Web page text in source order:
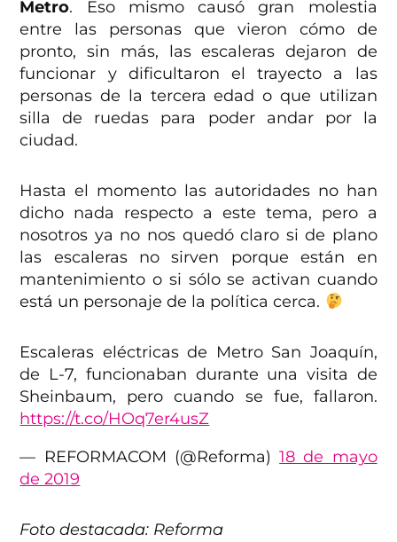
Metro. Eso mismo causó gran molestia
entre las personas que vieron cómo de
pronto, sin más, las escaleras dejaron de
funcionar y dificultaron el trayecto a las
personas de la tercera edad o que utilizan
silla de ruedas para poder andar por la
ciudad.
Hasta el momento las autoridades no han
dicho nada respecto a este tema, pero a
nosotros ya no nos quedó claro si de plano
las escaleras no sirven porque están en
mantenimiento o si sólo se activan cuando
está un personaje de la política cerca.
Escaleras eléctricas de Metro San Joaquín,
de L-7, funcionaban durante una visita de
Sheinbaum, pero cuando se fue, fallaron.
https://t.co/HOq7er4usZ
— REFORMACOM (@Reforma)18 de mayo
de 2019
Foto destacada: Reforma